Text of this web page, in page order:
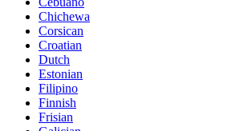
Chichewa
Corsican
Croatian
Dutch
Estonian
Filipino
Finnish
Frisian